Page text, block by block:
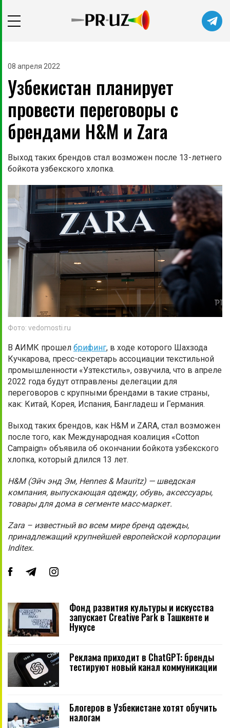
08 апреля 2022
Узбекистан планирует
провести переговоры с
брендами H&M и Zara
Выход таких брендов стал возможен после 13-летнего
бойкота узбекского хлопка.
Фото: vedomosti.ru
В АИМК прошел брифинг, в ходе которого Шахзода
Кучкарова, пресс-секретарь ассоциации текстильной
промышленности «Узтекстиль», озвучила, что в апреле
2022 года будут отправлены делегации для
переговоров с крупными брендами в такие страны,
как: Китай, Корея, Испания, Бангладеш и Германия.
Выход таких брендов, как H&M и ZARA, стал возможен
после того, как Международная коалиция «Cotton
Campaign» объявила об окончании бойкота узбекского
хлопка, который длился 13 лет.
H&M (Эйч энд Эм, Hennes & Mauritz) — шведская
компания, выпускающая одежду, обувь, аксессуары,
товары для дома в сегменте масс-маркет.
Zara – известный во всем мире бренд одежды,
принадлежащий крупнейшей европейской корпорации
Inditex.
Фонд развития культуры и искусства
запускает Creative Park в Ташкенте и
Нукусе
Реклама приходит в ChatGPT: бренды
тестируют новый канал коммуникации
Блогеров в Узбекистане хотят обучить
налогам